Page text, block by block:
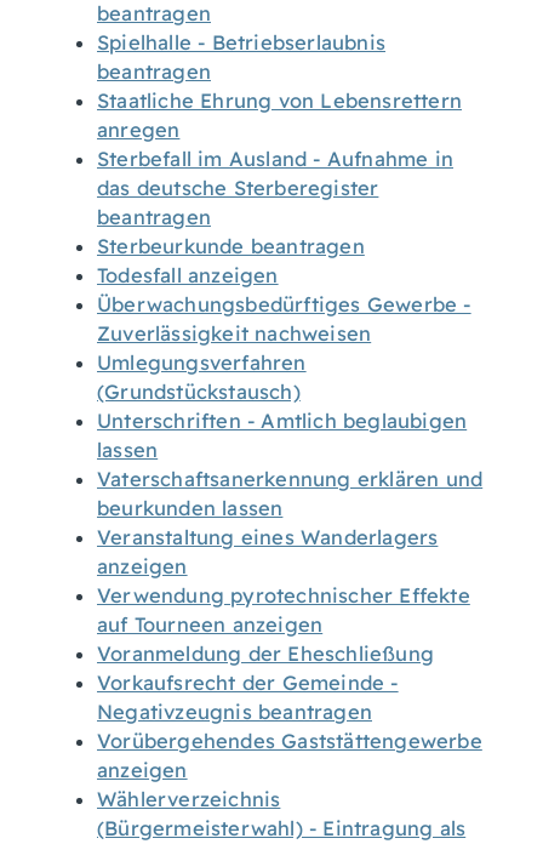
beantragen
Spielhalle - Betriebserlaubnis
beantragen
Staatliche Ehrung von Lebensrettern
anregen
Sterbefall im Ausland - Aufnahme in
das deutsche Sterberegister
beantragen
Sterbeurkunde beantragen
Todesfall anzeigen
Überwachungsbedürftiges Gewerbe -
Zuverlässigkeit nachweisen
Umlegungsverfahren
(Grundstückstausch)
Unterschriften - Amtlich beglaubigen
lassen
Vaterschaftsanerkennung erklären und
beurkunden lassen
Veranstaltung eines Wanderlagers
anzeigen
Verwendung pyrotechnischer Effekte
auf Tourneen anzeigen
Voranmeldung der Eheschließung
Vorkaufsrecht der Gemeinde -
Negativzeugnis beantragen
Vorübergehendes Gaststättengewerbe
anzeigen
Wählerverzeichnis
(Bürgermeisterwahl) - Eintragung als